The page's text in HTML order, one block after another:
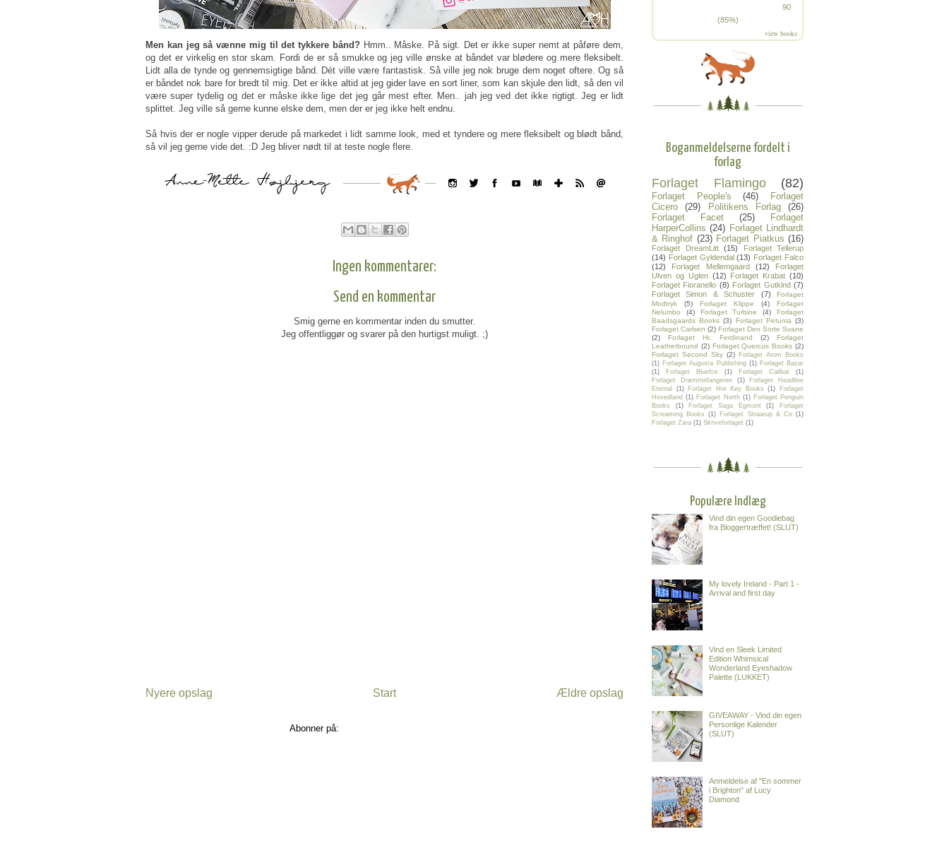
Men kan jeg så vænne mig til det tykkere bånd? Hmm.. Måske. På sigt. Det er ikke super nemt at påføre dem,
og det er virkelig en stor skam. Fordi de er så smukke og jeg ville ønske at båndet var blødere og mere fleksibelt.
Lidt alla de tynde og gennemsigtige bånd. Dét ville være fantastisk. Så ville jeg nok bruge dem noget oftere. Og så
er båndet nok bare for bredt til mig. Det er ikke altid at jeg gider lave en sort liner, som kan skjule den lidt, så den vil
være super tydelig og det er måske ikke lige det jeg går mest efter. Men.. jah jeg ved det ikke rigtigt. Jeg er lidt
splittet. Jeg ville så gerne kunne elske dem, men der er jeg ikke helt endnu.
Så hvis der er nogle vipper derude på markedet i lidt samme look, med et tyndere og mere fleksibelt og blødt bånd,
så vil jeg gerne vide det. :D Jeg bliver nødt til at teste nogle flere.
Ingen kommentarer:
Send en kommentar
Smig gerne en kommentar inden du smutter.
Jeg offentliggør og svarer på den hurtigst muligt. ;)
Nyere opslag Ældre opslag
Start
Abonner på:
90
(85%)
view books
Boganmeldelserne fordelt i
forlag
Forlaget Flamingo (82)
Forlaget People's (46)
Forlaget
Cicero
(29) Politikens Forlag
(26)
Forlaget Facet
(25)
Forlaget
HarperCollins (24) Forlaget Lindhardt
& Ringhof (23) Forlaget Piatkus (16)
Forlaget DreamLitt (15)
Forlaget Tellerup
(14) Forlaget Gyldendal (13) Forlaget Falco
(12)
Forlaget Mellemgaard (12)
Forlaget
Ulven og Uglen (12) Forlaget Krabat (10)
Forlaget Fioranello (8) Forlaget Gutkind (7)
Forlaget Simon & Schuster
(7)
Forlaget
Modtryk
(5) Forlaget Klippe (4)
Forlaget
Nelumbo
(4) Forlaget Turbine (4)
Forlaget
Baadsgaards Books (3) Forlaget Petunia (3)
Forlaget Carlsen (2) Forlaget Den Sorte Svane
(2)
Forlaget Hr. Ferdinand (2)
Forlaget
Leatherbound (2) Forlaget Quercus Books (2)
Forlaget Second Sky (2) Forlaget Atom Books
(1) Forlaget Augusta Publishing (1) Forlaget Bazar
(1)
Forlaget Bluefox (1) Forlaget Calibat
(1)
Forlaget Drømmefangeren
(1)
Forlaget Headline
Eternal
(1) Forlaget Hot Key Books (1)
Forlaget
Hovedland (1) Forlaget North (1) Forlaget Penguin
Books
(1) Forlaget Saga Egmont (1)
Forlaget
Screaming Books
(1) Forlaget Straarup & Co (1)
Forlaget Zara (1) Skriveforlaget (1)
Populære Indlæg
Vind din egen Goodiebag
fra Bloggertræffet! (SLUT)
My lovely Ireland - Part 1 -
Arrival and first day
Vind en Sleek Limited
Edition Whimsical
Wonderland Eyeshadow
Palette (LUKKET)
GIVEAWAY - Vind din egen
Personlige Kalender
(SLUT)
Anmeldelse af "En sommer
i Brighton" af Lucy
Diamond